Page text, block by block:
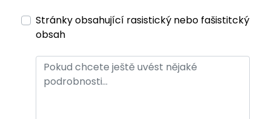
Stránky obsahující rasistický nebo fašistitcký
obsah